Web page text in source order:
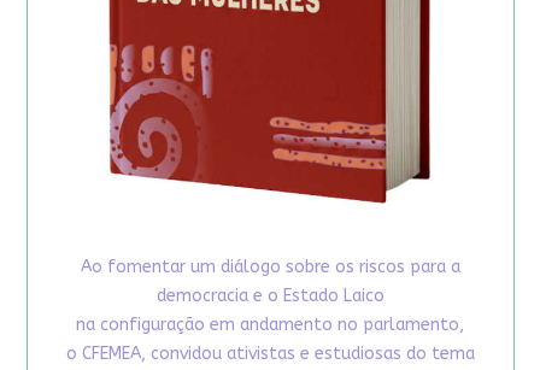
Ao fomentar um diálogo sobre os riscos para a
democracia e o Estado Laico
na configuração em andamento no parlamento,
o CFEMEA, convidou ativistas e estudiosas do tema